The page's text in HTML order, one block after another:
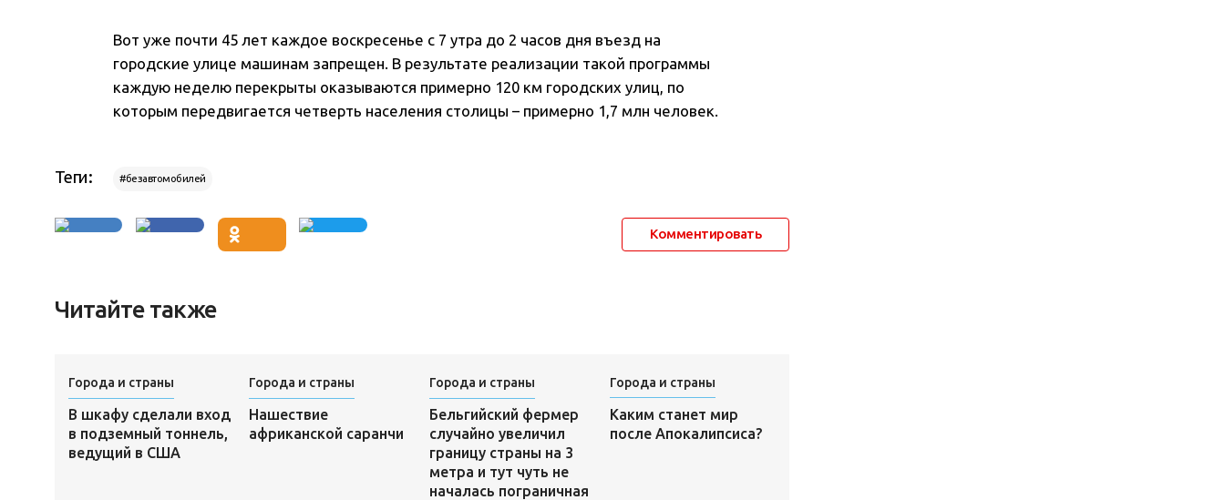
Вот уже почти 45 лет каждое воскресенье с 7 утра до 2 часов дня въезд на
городские улице машинам запрещен. В результате реализации такой программы
каждую неделю перекрыты оказываются примерно 120 км городских улиц, по
которым передвигается четверть населения столицы – примерно 1,7 млн человек.
Теги: #безавтомобилей
Комментировать
Читайте также
Города и страны
В шкафу сделали вход
в подземный тоннель,
ведущий в США
Города и страны
Нашествие
африканской саранчи
Города и страны
Бельгийский фермер
случайно увеличил
границу страны на 3
метра и тут чуть не
началась пограничная
Города и страны
Каким станет мир
после Апокалипсиса?